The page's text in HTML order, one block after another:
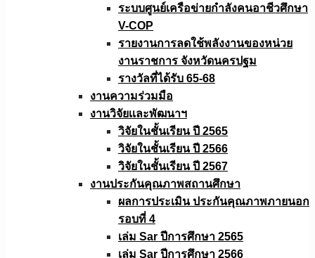
ระบบศูนย์เครือข่ายกำลังคนอาชีวศึกษา
V-COP
รายงานการลดใช้พลังงานของหน่วย
งานราชการ จังหวัดนครปฐม
รางวัลที่ได้รับ 65-68
งานความร่วมมือ
งานวิจัยเเละพัฒนาฯ
วิจัยในชั้นเรียน ปี 2565
วิจัยในชั้นเรียน ปี 2566
วิจัยในชั้นเรียน ปี 2567
งานประกันคุณภาพสถานศึกษา
ผลการประเมิน ประกันคุณภาพภายนอก
รอบที่ 4
เล่ม Sar ปีการศึกษา 2565
เล่ม Sar ปีการศึกษา 2566